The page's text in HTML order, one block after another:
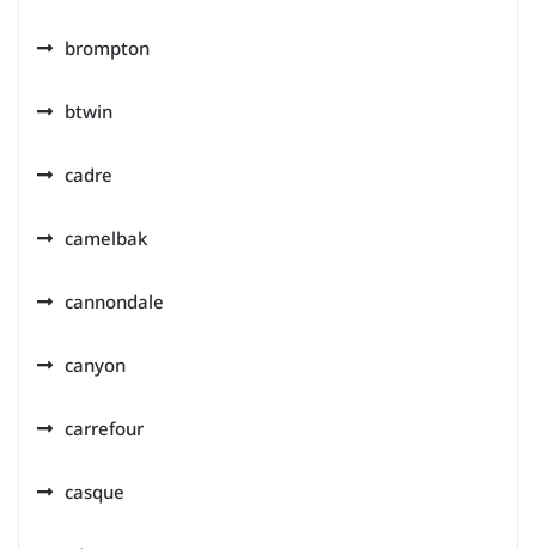
brompton
btwin
cadre
camelbak
cannondale
canyon
carrefour
casque